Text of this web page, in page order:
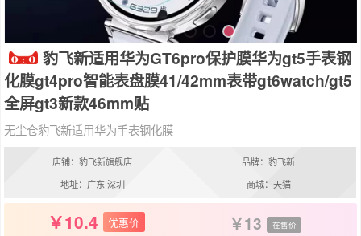
豹飞新适用华为GT6pro保护膜华为gt5手表钢
化膜gt4pro智能表盘膜41/42mm表带gt6watch/gt5
全屏gt3新款46mm贴
无尘仓豹飞新适用华为手表钢化膜
店铺：豹飞新旗舰店
品牌：豹飞新
地址：广东 深圳
商城：天猫
10.4 优惠价 13 在售价